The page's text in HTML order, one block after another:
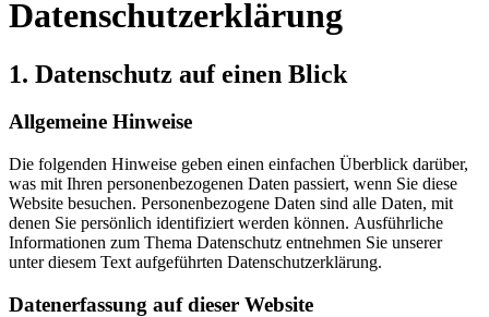
Datenschutz­erklärung
1. Datenschutz auf einen Blick
Allgemeine Hinweise
Die folgenden Hinweise geben einen einfachen Überblick darüber,
was mit Ihren personenbezogenen Daten passiert, wenn Sie diese
Website besuchen. Personenbezogene Daten sind alle Daten, mit
denen Sie persönlich identifiziert werden können. Ausführliche
Informationen zum Thema Datenschutz entnehmen Sie unserer
unter diesem Text aufgeführten Datenschutzerklärung.
Datenerfassung auf dieser Website